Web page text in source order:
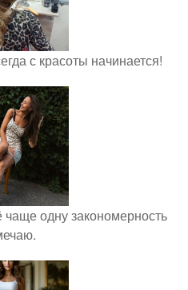
с красоты начинается!
одну закономерность